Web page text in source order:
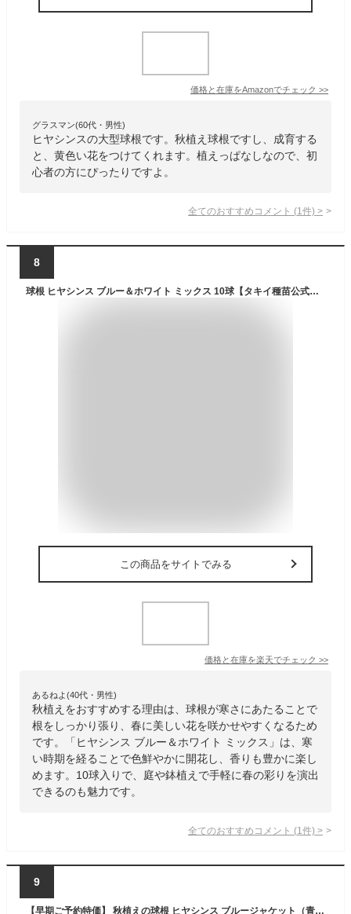
価格と在庫をAmazonでチェック >>
グラスマン(60代・男性)
ヒヤシンスの大型球根です。秋植え球根ですし、成育する
と、黄色い花をつけてくれます。植えっぱなしなので、初
心者の方にぴったりですよ。
全てのおすすめコメント (1 件) >
8
球根 ヒヤシンス ブルー＆ホワイト ミックス 10球【タキイ種苗公式】秋植え
この商品をサイトでみる
価格と在庫を楽天でチェック >>
あるねよ(40代・男性)
秋植えをおすすめする理由は、球根が寒さにあたることで
根をしっかり張り、春に美しい花を咲かせやすくなるため
です。「ヒヤシンス ブルー＆ホワイト ミックス」は、寒
い時期を経ることで色鮮やかに開花し、香りも豊かに楽し
めます。10球入りで、庭や鉢植えで手軽に春の彩りを演出
できるのも魅力です。
全てのおすすめコメント (1 件) >
9
【早期ご予約特価】 秋植えの球根 ヒヤシンス ブルージャケット（青花） 1球入りばら球 〈16/17cm球〉 【ご予約区分A】